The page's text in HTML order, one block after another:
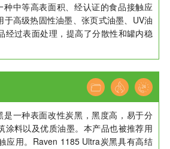
种中等高表面积、经认证的食品接触应
于高级热固性油墨、张页式油墨、UV油
经过表面处理，提高了分散性和罐内稳
是一种表面改性炭黑，黑度高，易于分
涂料以及优质油墨。本产品也被推荐用
应用。Raven 1185 Ultra炭黑具有高结